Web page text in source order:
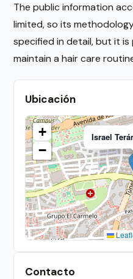
The public information
limited, so its
specified in detail, but it
maintain a hair care
Ubicación
Israel
+
−
Contacto